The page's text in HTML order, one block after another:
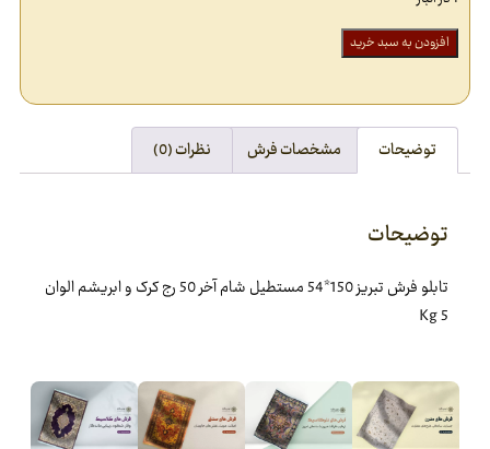
افزودن به سبد خرید
توضیحات مشخصات فرش نظرات (0)
توضیحات
تابلو فرش تبريز 150*54 مستطيل شام آخر 50 رج کرک و ابريشم الوان
5 Kg